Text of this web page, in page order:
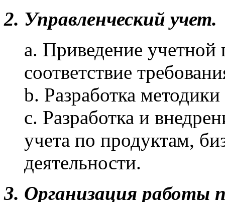
2. Управленческий учет.
a. Приведение учетной
соответствие
b. Разработка методики
c. Разработка и
учета по продуктам,
деятельности.
3. Организация работы